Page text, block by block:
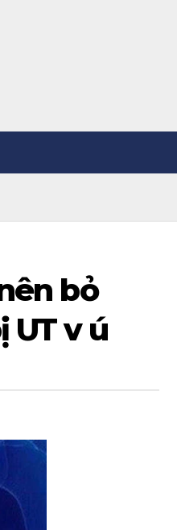
bỏ
UT v ú